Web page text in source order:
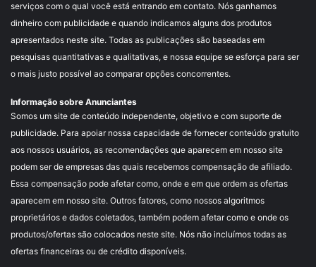
serviços com o qual você está entrando em contato. Nós ganhamos
dinheiro com publicidade e quando indicamos alguns dos produtos
apresentados neste site. Todas as publicações são baseadas em
pesquisas quantitativas e qualitativas, e nossa equipe se esforça para ser
o mais justo possível ao comparar opções concorrentes.
Informação sobre Anunciantes
Somos um site de conteúdo independente, objetivo e com suporte de
publicidade. Para apoiar nossa capacidade de fornecer conteúdo gratuito
aos nossos usuários, as recomendações que aparecem em nosso site
podem ser de empresas das quais recebemos compensação de afiliado.
Essa compensação pode afetar como, onde e em que ordem as ofertas
aparecem em nosso site. Outros fatores, como nossos algoritmos
proprietários e dados coletados, também podem afetar como e onde os
produtos/ofertas são colocados neste site. Nós não incluímos todas as
ofertas financeiras ou de crédito disponíveis.